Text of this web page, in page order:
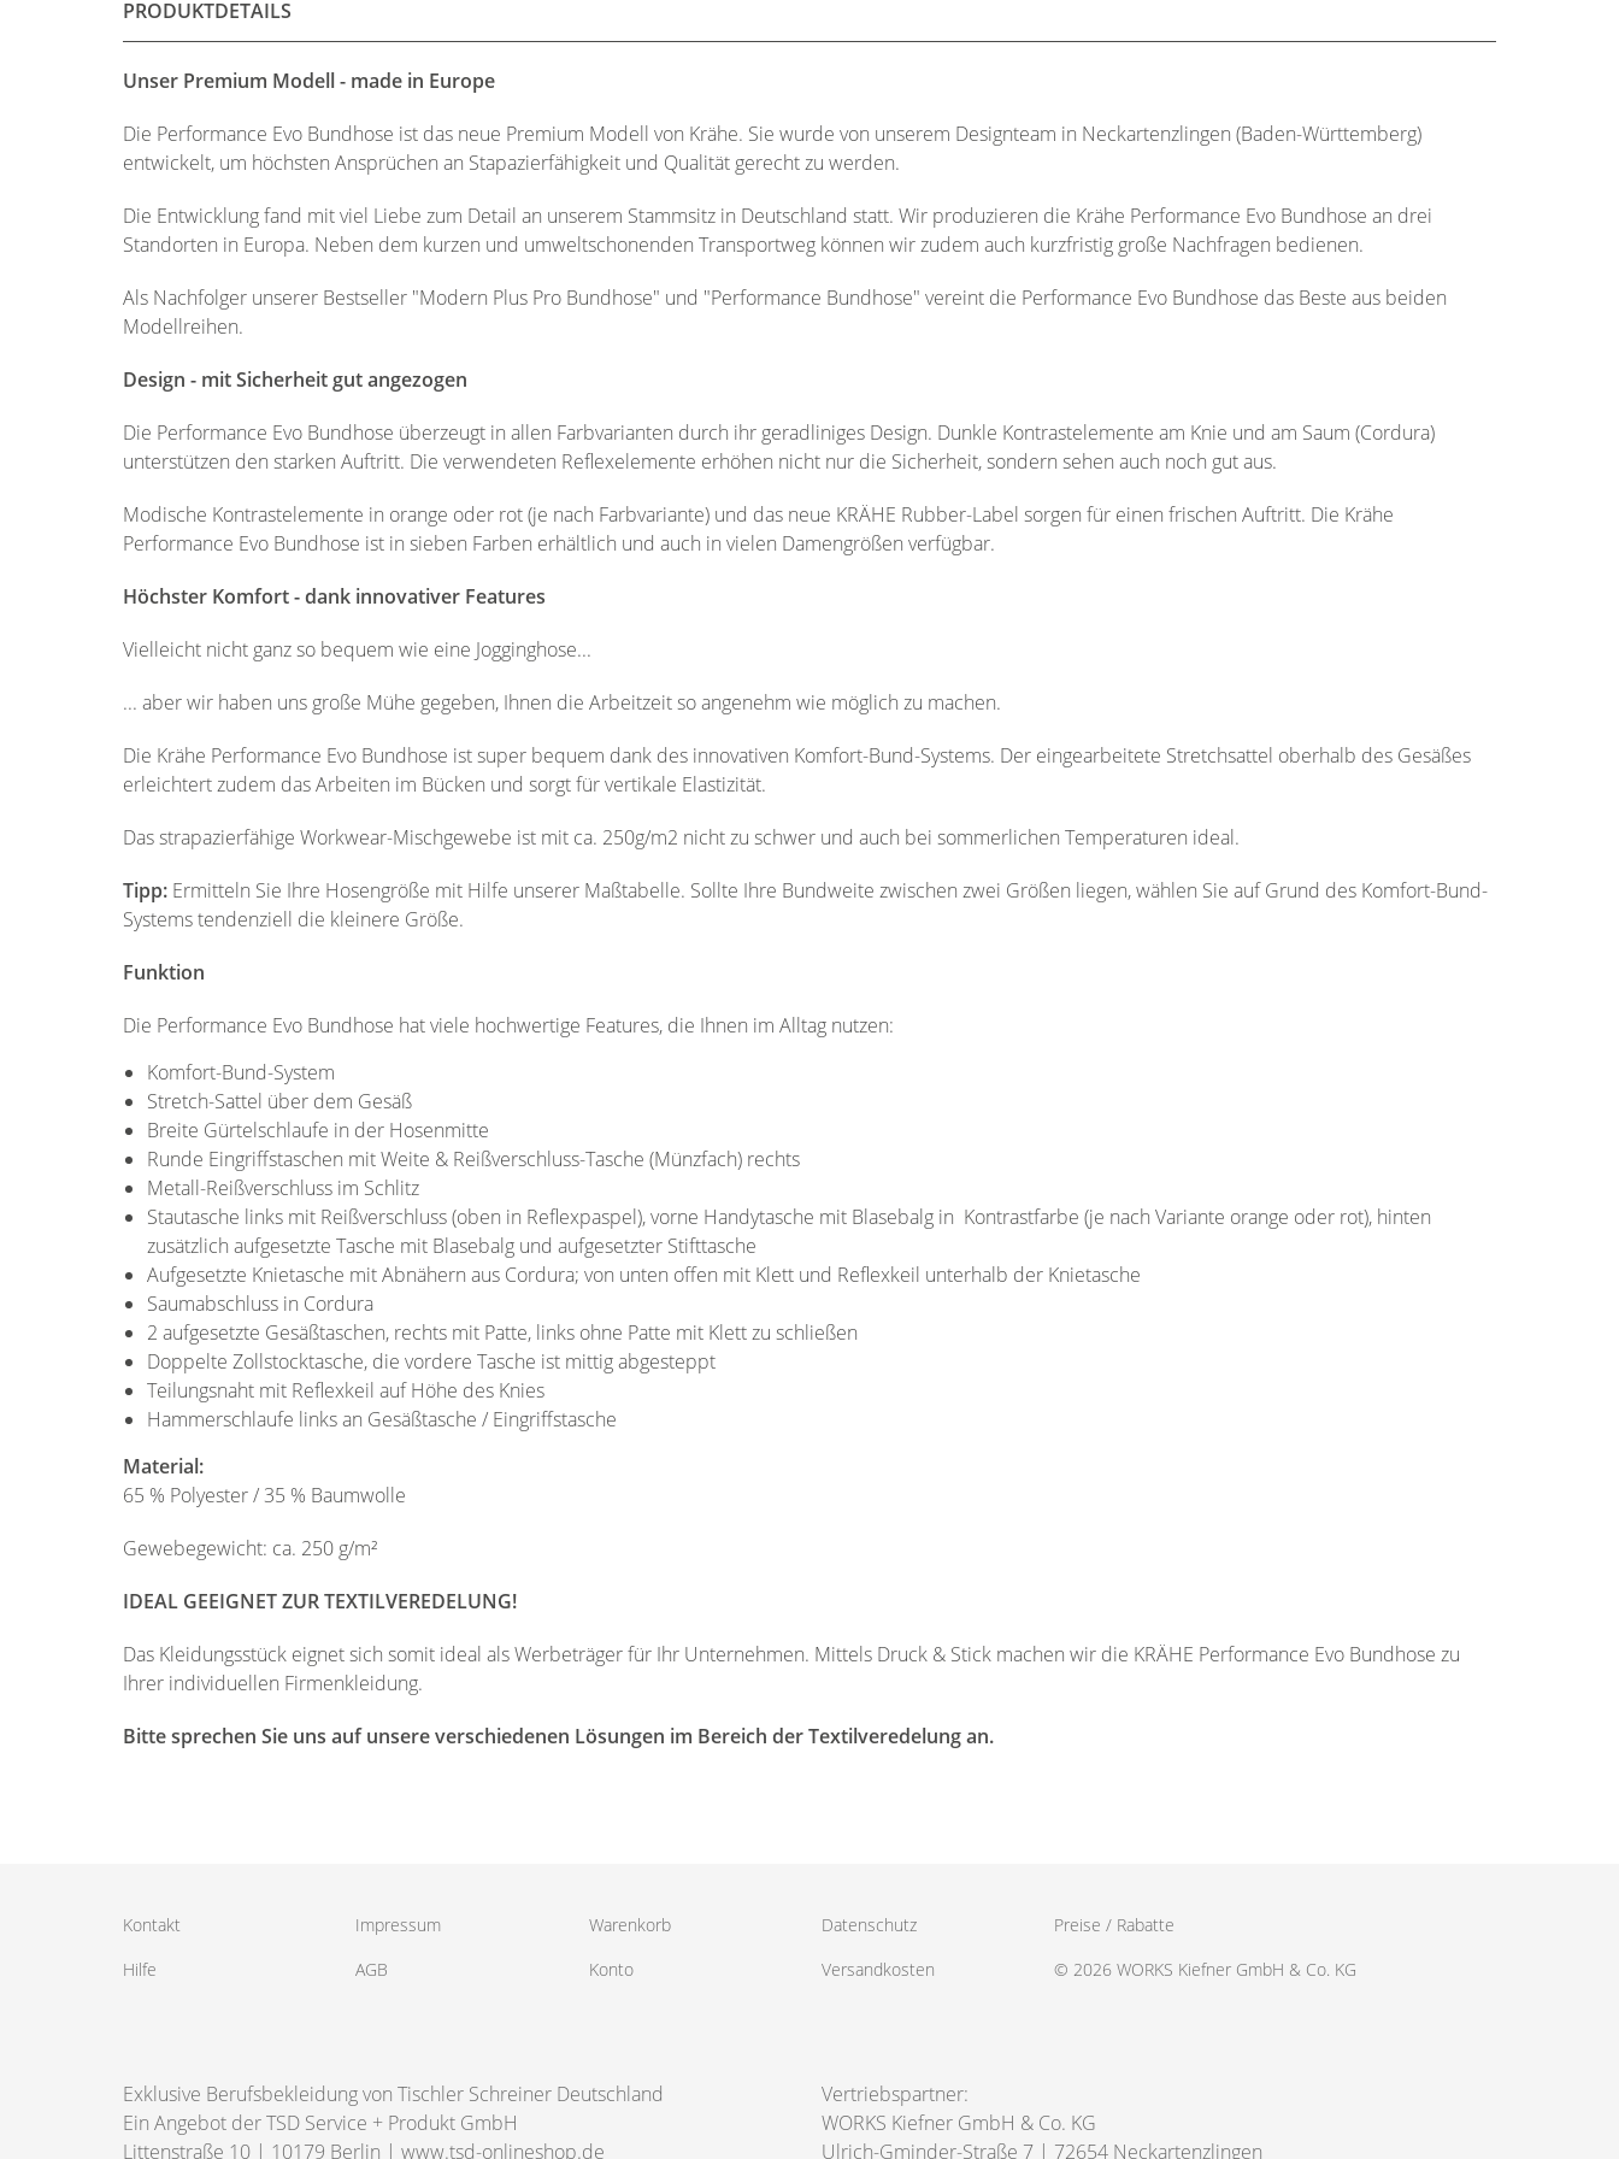
PRODUKTDETAILS
Unser Premium Modell - made in Europe
Die Performance Evo Bundhose ist das neue Premium Modell von Krähe. Sie wurde von unserem Designteam in Neckartenzlingen (Baden-Württemberg)
entwickelt, um höchsten Ansprüchen an Stapazierfähigkeit und Qualität gerecht zu werden.
Die Entwicklung fand mit viel Liebe zum Detail an unserem Stammsitz in Deutschland statt. Wir produzieren die Krähe Performance Evo Bundhose an drei
Standorten in Europa. Neben dem kurzen und umweltschonenden Transportweg können wir zudem auch kurzfristig große Nachfragen bedienen.
Als Nachfolger unserer Bestseller "Modern Plus Pro Bundhose" und "Performance Bundhose" vereint die Performance Evo Bundhose das Beste aus beiden
Modellreihen.
Design - mit Sicherheit gut angezogen
Die Performance Evo Bundhose überzeugt in allen Farbvarianten durch ihr geradliniges Design. Dunkle Kontrastelemente am Knie und am Saum (Cordura)
unterstützen den starken Auftritt. Die verwendeten Reflexelemente erhöhen nicht nur die Sicherheit, sondern sehen auch noch gut aus.
Modische Kontrastelemente in orange oder rot (je nach Farbvariante) und das neue KRÄHE Rubber-Label sorgen für einen frischen Auftritt. Die Krähe
Performance Evo Bundhose ist in sieben Farben erhältlich und auch in vielen Damengrößen verfügbar.
Höchster Komfort - dank innovativer Features
Vielleicht nicht ganz so bequem wie eine Jogginghose...
... aber wir haben uns große Mühe gegeben, Ihnen die Arbeitzeit so angenehm wie möglich zu machen.
Die Krähe Performance Evo Bundhose ist super bequem dank des innovativen Komfort-Bund-Systems. Der eingearbeitete Stretchsattel oberhalb des Gesäßes
erleichtert zudem das Arbeiten im Bücken und sorgt für vertikale Elastizität.
Das strapazierfähige Workwear-Mischgewebe ist mit ca. 250g/m2 nicht zu schwer und auch bei sommerlichen Temperaturen ideal.
Tipp: Ermitteln Sie Ihre Hosengröße mit Hilfe unserer Maßtabelle. Sollte Ihre Bundweite zwischen zwei Größen liegen, wählen Sie auf Grund des Komfort-Bund-
Systems tendenziell die kleinere Größe.
Funktion
Die Performance Evo Bundhose hat viele hochwertige Features, die Ihnen im Alltag nutzen:
Komfort-Bund-System
Stretch-Sattel über dem Gesäß
Breite Gürtelschlaufe in der Hosenmitte
Runde Eingriffstaschen mit Weite & Reißverschluss-Tasche (Münzfach) rechts
Metall-Reißverschluss im Schlitz
Stautasche links mit Reißverschluss (oben in Reflexpaspel), vorne Handytasche mit Blasebalg in Kontrastfarbe (je nach Variante orange oder rot), hinten
zusätzlich aufgesetzte Tasche mit Blasebalg und aufgesetzter Stifttasche
Aufgesetzte Knietasche mit Abnähern aus Cordura; von unten offen mit Klett und Reflexkeil unterhalb der Knietasche
Saumabschluss in Cordura
2 aufgesetzte Gesäßtaschen, rechts mit Patte, links ohne Patte mit Klett zu schließen
Doppelte Zollstocktasche, die vordere Tasche ist mittig abgesteppt
Teilungsnaht mit Reflexkeil auf Höhe des Knies
Hammerschlaufe links an Gesäßtasche / Eingriffstasche
Material:
65 % Polyester / 35 % Baumwolle
Gewebegewicht: ca. 250 g/m²
IDEAL GEEIGNET ZUR TEXTILVEREDELUNG!
Das Kleidungsstück eignet sich somit ideal als Werbeträger für Ihr Unternehmen. Mittels Druck & Stick machen wir die KRÄHE Performance Evo Bundhose zu
Ihrer individuellen Firmenkleidung.
Bitte sprechen Sie uns auf unsere verschiedenen Lösungen im Bereich der Textilveredelung an.
Kontakt
Hilfe
Impressum
AGB
Warenkorb
Konto
Datenschutz
Versandkosten
Preise / Rabatte
© 2026 WORKS Kiefner GmbH & Co. KG
Exklusive Berufsbekleidung von Tischler Schreiner Deutschland
Ein Angebot der TSD Service + Produkt GmbH
Littenstraße 10 | 10179 Berlin | www.tsd-onlineshop.de
Vertriebspartner:
WORKS Kiefner GmbH & Co. KG
Ulrich-Gminder-Straße 7 | 72654 Neckartenzlingen